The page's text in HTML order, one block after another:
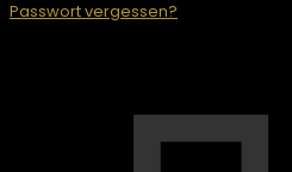
Passwort vergessen?